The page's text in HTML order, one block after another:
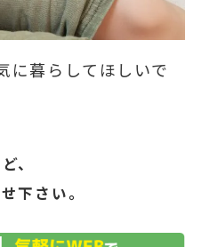
に暮らしてほしいで
、
下さい。